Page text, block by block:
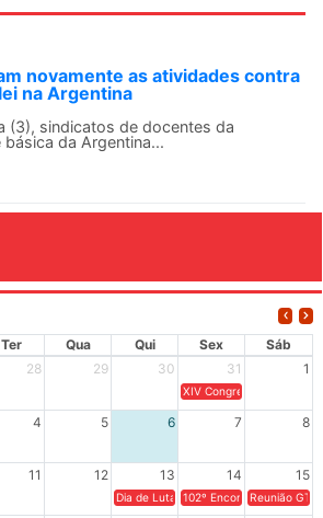
novamente as atividades contra
na Argentina
(3), sindicatos de docentes da
da Argentina...
Ter Qua Qui Sex
Sáb
28 29 30 31 1
XIV Congresso Brasileiro
4 5 6 7 8
11 12 13 14 15
Dia de Luta em Defesa de Cuba e da
102º Encontro da
Reunião